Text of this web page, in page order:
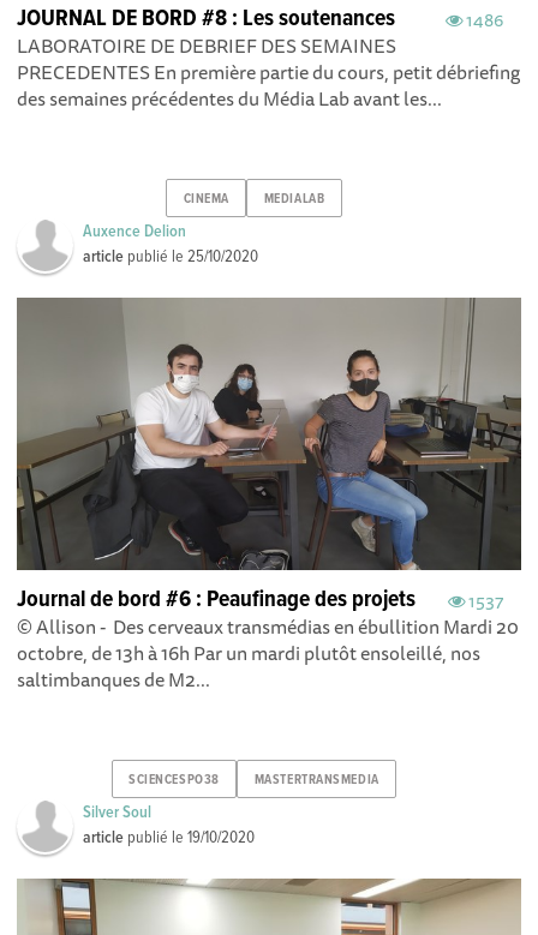
1486
JOURNAL DE BORD #8 : Les soutenances
LABORATOIRE DE DEBRIEF DES SEMAINES
PRECEDENTES En première partie du cours, petit débriefing
des semaines précédentes du Média Lab avant les...
CINEMA MEDIALAB
Auxence Delion
article publié le25/10/2020
1537
Journal de bord #6 : Peaufinage des projets
© Allison - Des cerveaux transmédias en ébullition Mardi 20
octobre, de 13h à 16h Par un mardi plutôt ensoleillé, nos
saltimbanques de M2...
SCIENCESPO38 MASTERTRANSMEDIA
Silver Soul
article publié le19/10/2020